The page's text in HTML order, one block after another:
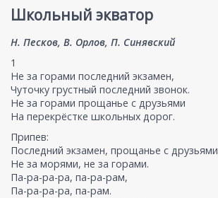
Школьный экватор
Н. Песков, В. Орлов, П. Синявский
1
Не за горами последний экзамен,
Чуточку грустный последний звонок.
Не за горами прощанье с друзьями
На перекрёстке школьных дорог.
Припев:
Последний экзамен, прощанье с друзьями
Не за морями, не за горами.
Па-ра-ра-ра, па-ра-рам,
Па-ра-ра-ра, па-рам.